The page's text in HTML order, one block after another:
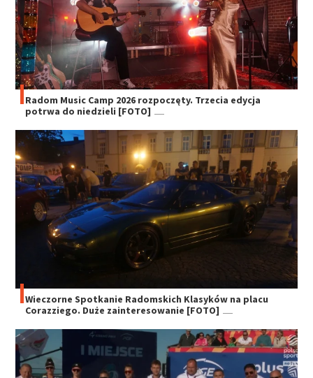
Radom Music Camp 2026 rozpoczęty. Trzecia edycja
potrwa do niedzieli [FOTO]
Wieczorne Spotkanie Radomskich Klasyków na placu
Corazziego. Duże zainteresowanie [FOTO]